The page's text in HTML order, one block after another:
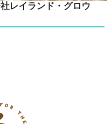
レイランド・グロウ